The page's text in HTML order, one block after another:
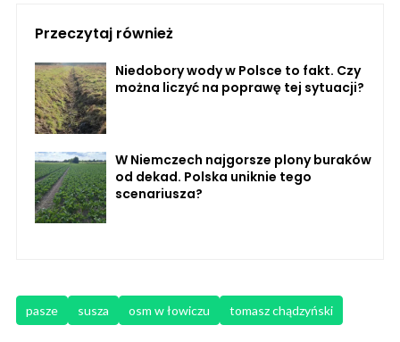
Przeczytaj również
Niedobory wody w Polsce to fakt. Czy
można liczyć na poprawę tej sytuacji?
W Niemczech najgorsze plony buraków
od dekad. Polska uniknie tego
scenariusza?
pasze susza osm w łowiczu tomasz chądzyński